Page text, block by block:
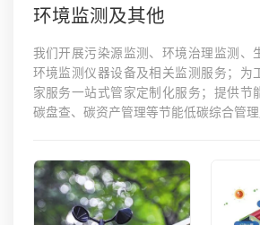
环境监测及其他
我们开展污染源监测、环境治理监测、
环境监测仪器设备及相关监测服务；为
家服务一站式管家定制化服务；提供节
碳盘查、碳资产管理等节能低碳综合管理